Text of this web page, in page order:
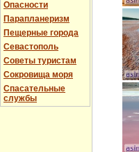
Опасности
Парапланеризм
Пещерные города
Севастополь
Советы туристам
Сокровища моря
Спасательные
службы